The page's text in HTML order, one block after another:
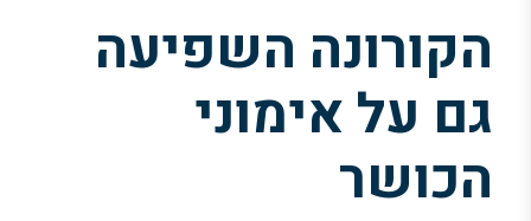
הקורונה השפיעה
גם על אימוני
הכושר